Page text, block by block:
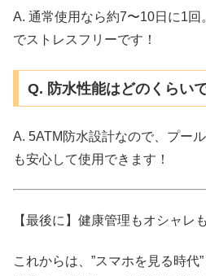
A. 通常使用なら約7〜10日に1
でストレスフリーです！
Q. 防水性能はどのくらい
A. 5ATM防水設計なので、プー
も安心して使用できます！
【最後に】健康管理もオシャレ
これからは、”スマホを見る時代